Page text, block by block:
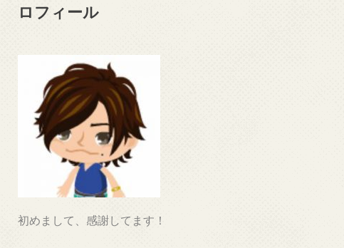
ロフィール
初めまして、感謝してます！